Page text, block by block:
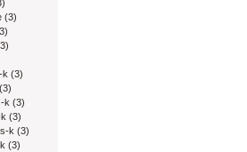
(3)
k (3)
k (3)
(3)
k (3)
(3)